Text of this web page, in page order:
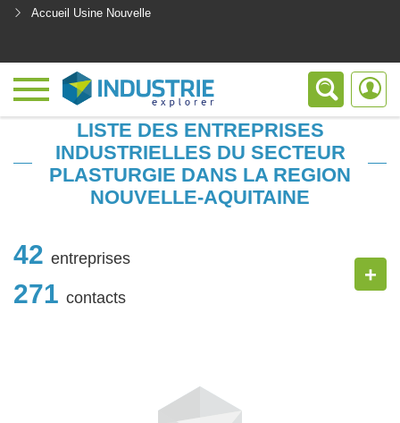
Accueil Usine Nouvelle
LISTE DES ENTREPRISES
INDUSTRIELLES DU SECTEUR
PLASTURGIE DANS LA REGION
NOUVELLE-AQUITAINE
42 entreprises
271 contacts
+